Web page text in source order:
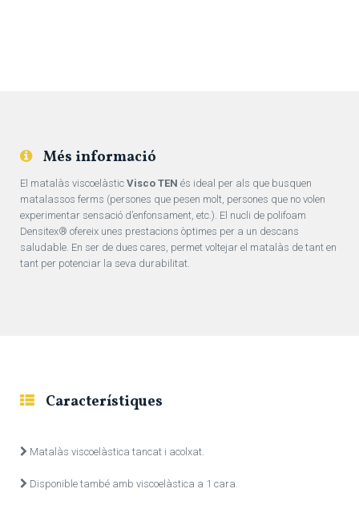
Més informació
El matalàs viscoelàstic Visco TEN és ideal per als que busquen
matalassos ferms (persones que pesen molt, persones que no volen
experimentar sensació d’enfonsament, etc.). El nucli de polifoam
Densitex® ofereix unes prestacions òptimes per a un descans
saludable. En ser de dues cares, permet voltejar el matalàs de tant en
tant per potenciar la seva durabilitat.
Característiques
Matalàs viscoelàstica tancat i acolxat.
Disponible també amb viscoelàstica a 1 cara.